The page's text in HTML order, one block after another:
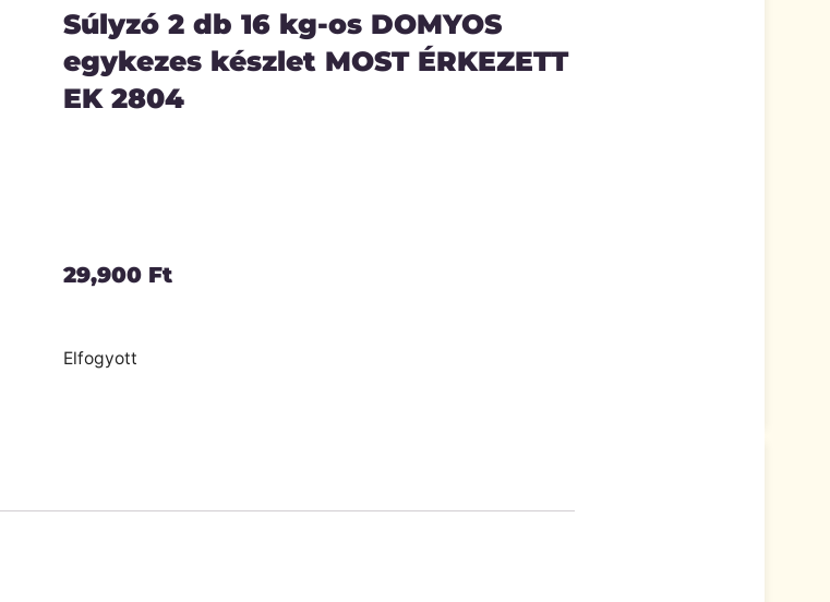
Súlyzó 2 db 16 kg-os DOMYOS
egykezes készlet MOST ÉRKEZETT
EK 2804
29,900 Ft
Elfogyott